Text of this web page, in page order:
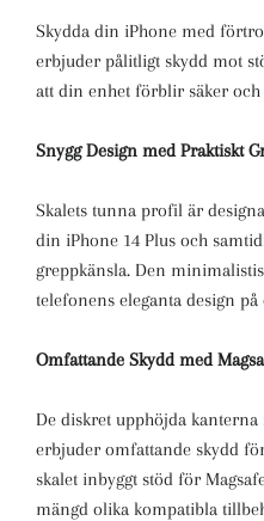
Skydda din iPhone med
erbjuder pålitligt skydd mot
att din enhet förblir säker
Snygg Design med Praktiskt
Skalets tunna profil är
din iPhone 14 Plus och
greppkänsla. Den
telefonens eleganta design på
Omfattande Skydd med
De diskret upphöjda
erbjuder omfattande skydd
skalet inbyggt stöd för
mängd olika kompatibla